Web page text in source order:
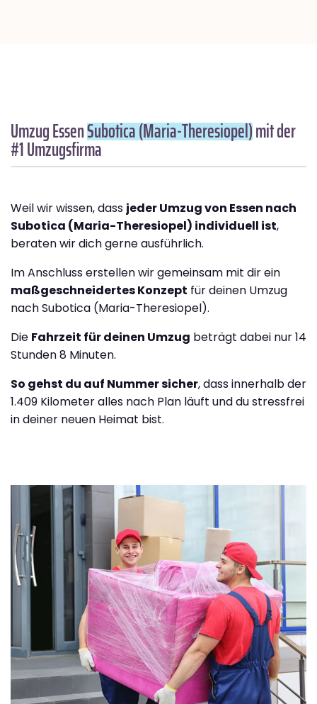
Umzug EssenSubotica (Maria-Theresiopel)mit der
#1 Umzugsfirma
Weil wir wissen, dass jeder Umzug von Essen nach
Subotica (Maria-Theresiopel) individuell ist,
beraten wir dich gerne ausführlich.
Im Anschluss erstellen wir gemeinsam mit dir ein
maßgeschneidertes Konzept für deinen Umzug
nach Subotica (Maria-Theresiopel).
Die Fahrzeit für deinen Umzug beträgt dabei nur 14
Stunden 8 Minuten.
So gehst du auf Nummer sicher, dass innerhalb der
1.409 Kilometer alles nach Plan läuft und du stressfrei
in deiner neuen Heimat bist.